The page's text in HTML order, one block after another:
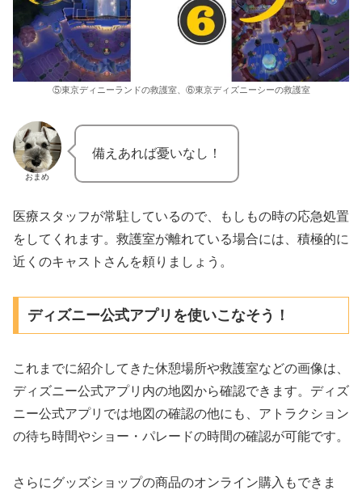
⑤東京ディニーランドの救護室、⑥東京ディズニーシーの救護室
おまめ
備えあれば憂いなし！
医療スタッフが常駐しているので、もしもの時の応急処置
をしてくれます。救護室が離れている場合には、積極的に
近くのキャストさんを頼りましょう。
ディズニー公式アプリを使いこなそう！
これまでに紹介してきた休憩場所や救護室などの画像は、
ディズニー公式アプリ内の地図から確認できます。ディズ
ニー公式アプリでは地図の確認の他にも、アトラクション
の待ち時間やショー・パレードの時間の確認が可能です。
さらにグッズショップの商品のオンライン購入もできま